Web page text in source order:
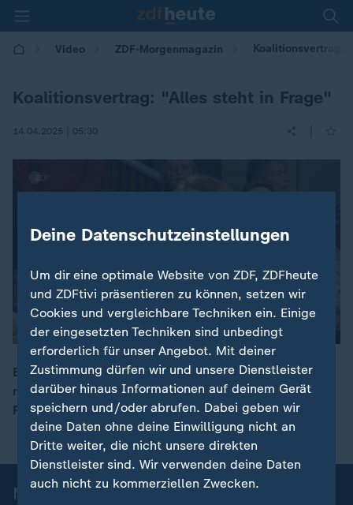
Video ZDF-Morgenmagazin Koalitionsvertrag:
Koalitionsvertrag: "Alles steht in Frage"
14.04.2025 | 05:30
00:16
Es sei "extrem unwahrscheinlich, jetzt Pläne zu
machen, die dann auch halten", sagt moma-
Politikexperte Theo Koll zum Koalitionspapier.
Mehr zum Thema
Deine Datenschutzeinstellungen
Um dir eine optimale Website von ZDF, ZDFheute
und ZDFtivi präsentieren zu können, setzen wir
Cookies und vergleichbare Techniken ein. Einige
der eingesetzten Techniken sind unbedingt
erforderlich für unser Angebot. Mit deiner
Zustimmung dürfen wir und unsere Dienstleister
darüber hinaus Informationen auf deinem Gerät
speichern und/oder abrufen. Dabei geben wir
deine Daten ohne deine Einwilligung nicht an
Dritte weiter, die nicht unsere direkten
Dienstleister sind. Wir verwenden deine Daten
auch nicht zu kommerziellen Zwecken.